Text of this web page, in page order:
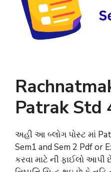
Patrak Std
અહી આ બ્લોગ પોસ્ટ માં
Sem1 and Sem 2 Pdf or
કરવા માટે ની ફાઈલો